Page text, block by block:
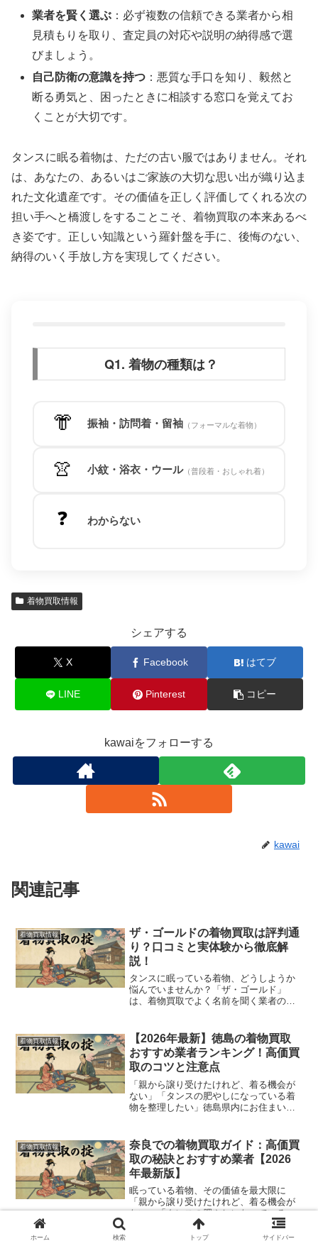
業者を賢く選ぶ ：必ず複数の信頼できる業者から相
見積もりを取り、査定員の対応や説明の納得感で選
びましょう。
自己防衛の意識を持つ ：悪質な手口を知り、毅然と
断る勇気と、困ったときに相談する窓口を覚えてお
くことが大切です。
タンスに眠る着物は、ただの古い服ではありません。それ
は、あなたの、あるいはご家族の大切な思い出が織り込ま
れた文化遺産です。その価値を正しく評価してくれる次の
担い手へと橋渡しをすることこそ、着物買取の本来あるべ
き姿です。正しい知識という羅針盤を手に、後悔のない、
納得のいく手放し方を実現してください。
Q1. 着物の種類は？
👘 振袖・訪問着・留袖 （フォーマルな着物）
👚 小紋・浴衣・ウール（普段着・おしゃれ着）
❓ わからない
着物買取情報
シェアする
X Facebook はてブ
LINE Pinterest コピー
kawaiをフォローする
kawai
関連記事
着物買取情報
ザ・ゴールドの着物買取は評判通
り？口コミと実体験から徹底解
説！
タンスに眠っている着物、どうしようか
悩んでいませんか？「ザ・ゴールド」
は、着物買取でよく名前を聞く業者の一
いでしょう。この記事では、ザ・ゴール
ドの着物買取サービスについて...
着物買取情報
【2026年最新】徳島の着物買取
おすすめ業者ランキング！高価買
取のコツと注意点
「親から譲り受けたけれど、着る機会が
ない」「タンスの肥やしになっている着
物を整理したい」徳島県内にお住まい
間と共に価値が下がってしまう可能性が
あります。だからこそ、思い...
着物買取情報
奈良での着物買取ガイド：高価買
取の秘訣とおすすめ業者【2026
年最新版】
眠っている着物、その価値を最大限に
「親から譲り受けたけれど、着る機会が
ない」「タンスの肥やしになっている振
袖を整理したい」そんな風に、奈良のご
自宅で眠っている着物はありませんか？
ホーム 検索 トップ サイドバー